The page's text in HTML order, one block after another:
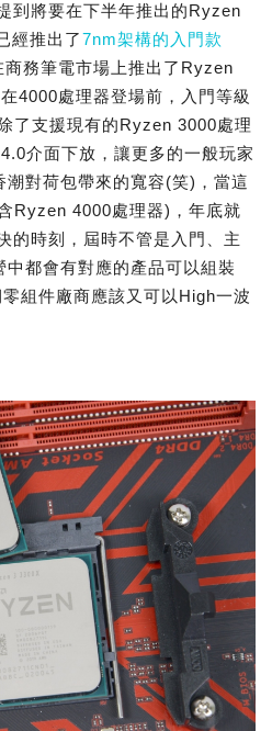
到將要在下半年推出的Ryzen
經推出了7nm架構的入門款
商務筆電市場上推出了Ryzen
4000處理器登場前，入門等級
了支援現有的Ryzen 3000處理
介面下放，讓更多的一般玩家
對荷包帶來的寬容(笑)，當這
Ryzen 4000處理器)，年底就
的時刻，屆時不管是入門、主
都會有對應的產品可以組裝
組件廠商應該又可以High一波